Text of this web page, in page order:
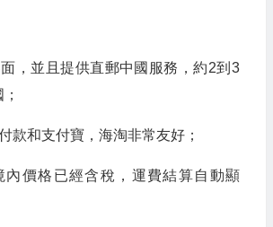
，並且提供直郵中國服務，約2到3
款和支付寶，海淘非常友好；
內價格已經含稅，運費結算自動顯